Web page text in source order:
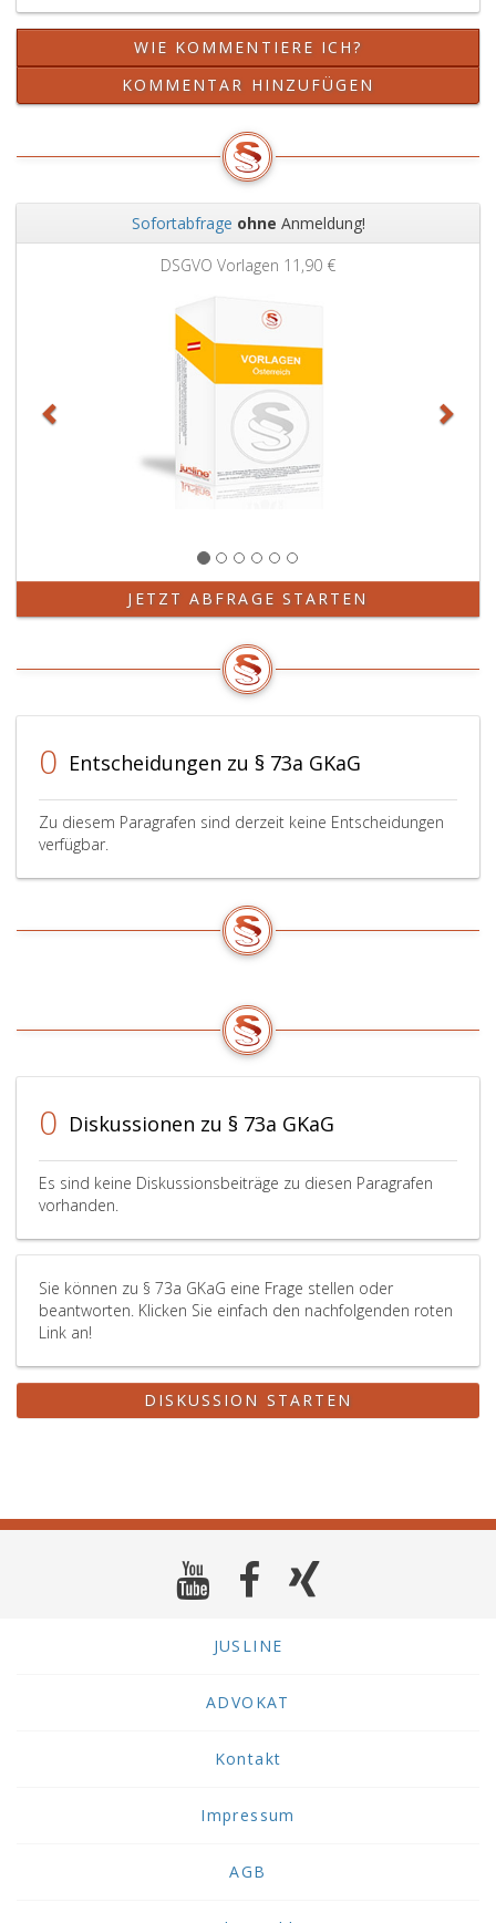
WIE KOMMENTIERE ICH?
KOMMENTAR HINZUFÜGEN
Sofortabfrage ohne Anmeldung!
DSGVO Vorlagen 11,90 €
JETZT ABFRAGE STARTEN
0 Entscheidungen zu § 73a GKaG
Zu diesem Paragrafen sind derzeit keine Entscheidungen
verfügbar.
0 Diskussionen zu § 73a GKaG
Es sind keine Diskussionsbeiträge zu diesen Paragrafen
vorhanden.
Sie können zu § 73a GKaG eine Frage stellen oder
beantworten. Klicken Sie einfach den nachfolgenden roten
Link an!
DISKUSSION STARTEN
JUSLINE
ADVOKAT
Kontakt
Impressum
AGB